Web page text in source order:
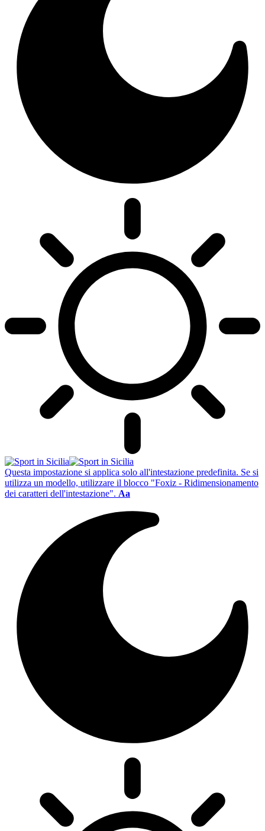
Questa impostazione si applica solo all'intestazione predefinita. Se si
utilizza un modello, utilizzare il blocco "Foxiz - Ridimensionamento
dei caratteri dell'intestazione". Aa